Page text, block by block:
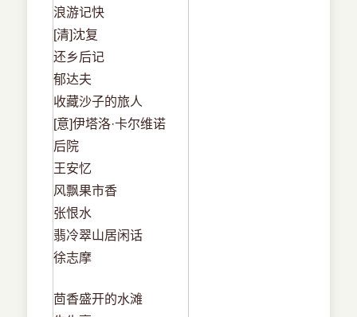
浪游记快
[清]沈复
还乡后记
郁达夫
收藏沙子的旅人
[意]伊塔洛·卡尔维诺
后院
王安忆
风飘果市香
张恨水
翡冷翠山居闲话
徐志摩
茴香盛开的水滩